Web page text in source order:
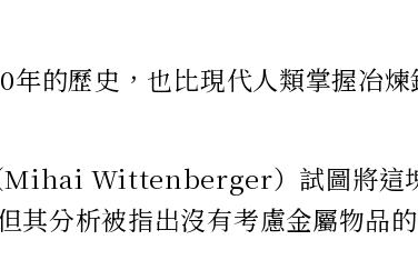
的歷史，也比現代人類掌握冶煉
Mihai Wittenberger）試圖將這
其分析被指出沒有考慮金屬物品